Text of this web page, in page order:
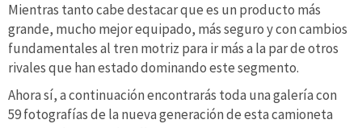
Mientras tanto cabe destacar que es un producto más
grande, mucho mejor equipado, más seguro y con cambios
fundamentales al tren motriz para ir más a la par de otros
rivales que han estado dominando este segmento.
Ahora sí, a continuación encontrarás toda una galería con
59 fotografías de la nueva generación de esta camioneta